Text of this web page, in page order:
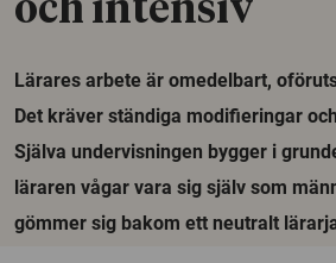
och intensiv
Lärares arbete är omedelbart,
Det kräver ständiga modifieringar
Själva undervisningen bygger i
läraren vågar vara sig själv som
gömmer sig bakom ett neutralt